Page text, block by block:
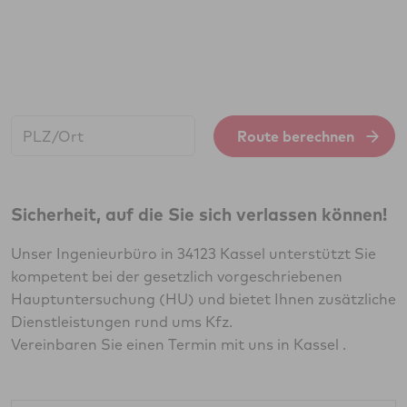
Route berechnen
Sicherheit, auf die Sie sich verlassen können!
Unser Ingenieurbüro in 34123 Kassel unterstützt Sie
kompetent bei der gesetzlich vorgeschriebenen
Hauptuntersuchung (HU) und bietet Ihnen zusätzliche
Dienstleistungen rund ums Kfz.
Vereinbaren Sie einen Termin mit uns in Kassel .